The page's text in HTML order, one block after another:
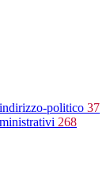
politico 37
268